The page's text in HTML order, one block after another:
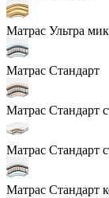
Матрас Ультра
Матрас Стандарт
Матрас Стандарт
Матрас Стандарт
Матрас Стандарт